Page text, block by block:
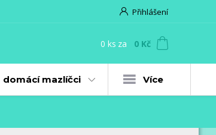
Přihlášení
0 ks za 0 Kč
domácí mazlíčci Více